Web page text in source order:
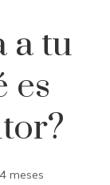
a tu
es
meses